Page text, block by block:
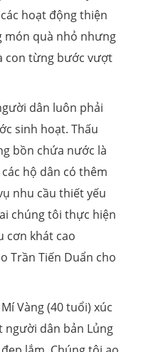
hoạt động thiện
món quà nhỏ nhưng
con từng bước vượt
dân luôn phải
sinh hoạt. Thấu
bồn chứa nước là
hộ dân có thêm
nhu cầu thiết yếu
chúng tôi thực hiện
cơn khát cao
Trần Tiến Duẩn cho
Vàng (40 tuổi) xúc
người dân bản Lủng